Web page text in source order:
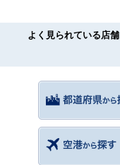
よく見られている店舗